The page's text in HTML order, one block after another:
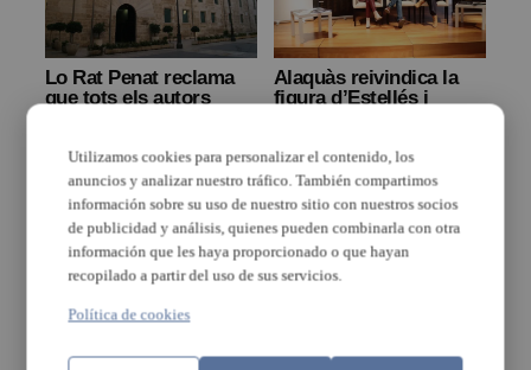
Lo Rat Penat reclama
que tots els autors
l’ensenyament
Alaquàs reivindica la
figura d’Estellés i
Utilizamos cookies para personalizar el contenido, los
anuncios y analizar nuestro tráfico. También compartimos
información sobre su uso de nuestro sitio con nuestros socios
de publicidad y análisis, quienes pueden combinarla con otra
información que les haya proporcionado o que hayan
recopilado a partir del uso de sus servicios.
Política de cookies